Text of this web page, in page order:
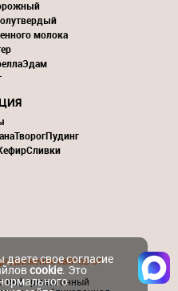
молока
Эдам
ТворогПудинг
Сливки
сайтов от
информационный
свое согласие
cookie. Это